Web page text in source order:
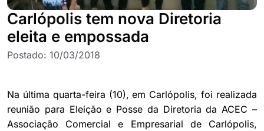
Carlópolis tem nova Diretoria
eleita e empossada
Postado: 10/03/2018
Na última quarta-feira (10), em Carlópolis, foi realizada
reunião para Eleição e Posse da Diretoria da ACEC –
Associação Comercial e Empresarial de Carlópolis,